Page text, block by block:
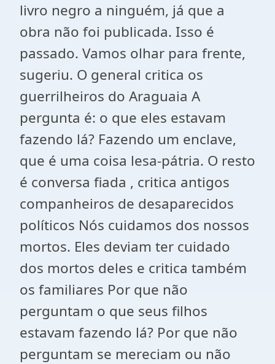
livro negro a ninguém, já que a
obra não foi publicada. Isso é
passado. Vamos olhar para frente,
sugeriu. O general critica os
guerrilheiros do Araguaia A
pergunta é: o que eles estavam
fazendo lá? Fazendo um enclave,
que é uma coisa lesa-pátria. O resto
é conversa fiada , critica antigos
companheiros de desaparecidos
políticos Nós cuidamos dos nossos
mortos. Eles deviam ter cuidado
dos mortos deles e critica também
os familiares Por que não
perguntam o que seus filhos
estavam fazendo lá? Por que não
perguntam se mereciam ou não